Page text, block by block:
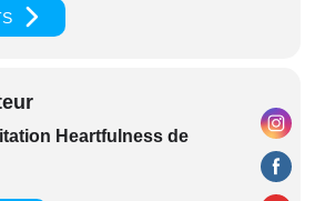
Heartfulness de